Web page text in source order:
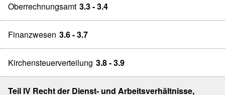
Oberrechnungsamt 3.3 - 3.4
Finanzwesen 3.6 - 3.7
Kirchensteuerverteilung 3.8 - 3.9
Teil IV Recht der Dienst- und Arbeitsverhältnisse,